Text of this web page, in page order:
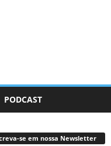
PODCAST
se em nossa Newsletter